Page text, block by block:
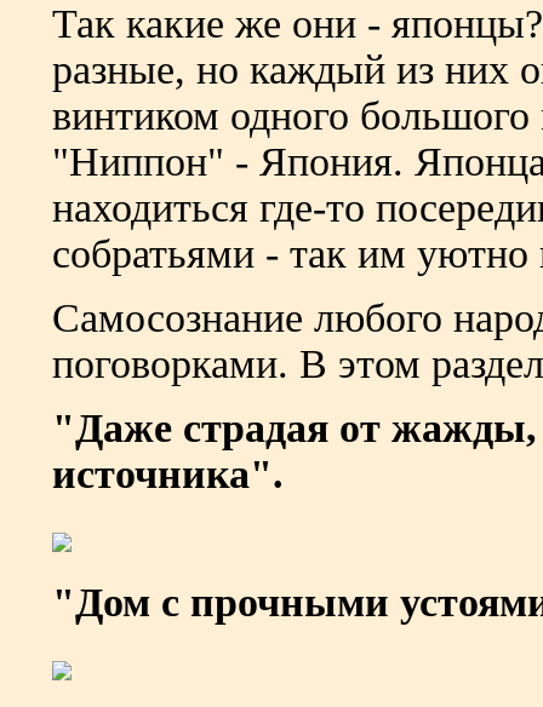
Так какие же они -
разные, но каждый из них
винтиком одного
"Ниппон" - Япония.
находиться где-то
собратьями - так им уютно
Самосознание любого
поговорками. В этом
"Даже страдая от жажды,
источника".
"Дом с прочными